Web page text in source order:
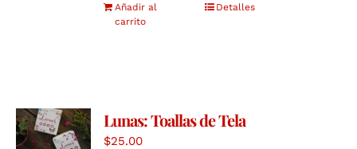
Añadir al
carrito
Detalles
Lunas: Toallas de Tela
$25.00